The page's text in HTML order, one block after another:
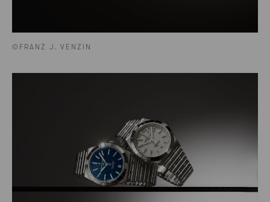
©FRANZ J. VENZIN